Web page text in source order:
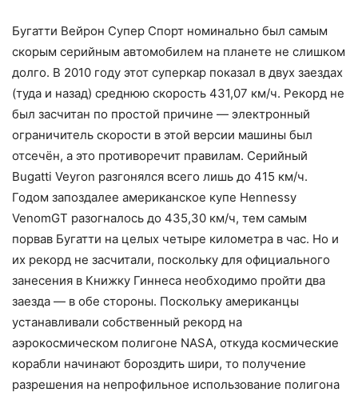
Бугатти Вейрон Супер Спорт номинально был самым
скорым серийным автомобилем на планете не слишком
долго. В 2010 году этот суперкар показал в двух заездах
(туда и назад) среднюю скорость 431,07 км/ч. Рекорд не
был засчитан по простой причине — электронный
ограничитель скорости в этой версии машины был
отсечён, а это противоречит правилам. Серийный
Bugatti Veyron разгонялся всего лишь до 415 км/ч.
Годом запоздалее американское купе Hennessy
VenomGT разогналось до 435,30 км/ч, тем самым
порвав Бугатти на целых четыре километра в час. Но и
их рекорд не засчитали, поскольку для официального
занесения в Книжку Гиннеса необходимо пройти два
заезда — в обе стороны. Поскольку американцы
устанавливали собственный рекорд на
аэрокосмическом полигоне NASA, откуда космические
корабли начинают бороздить шири, то получение
разрешения на непрофильное использование полигона